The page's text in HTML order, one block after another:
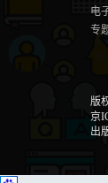
电
专
版
京
出